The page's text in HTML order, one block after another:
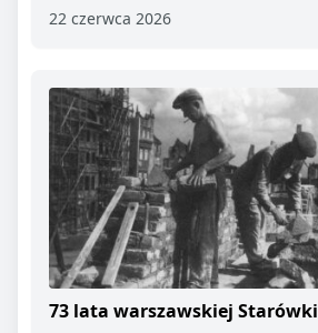
22 czerwca 2026
73 lata warszawskiej Starówki